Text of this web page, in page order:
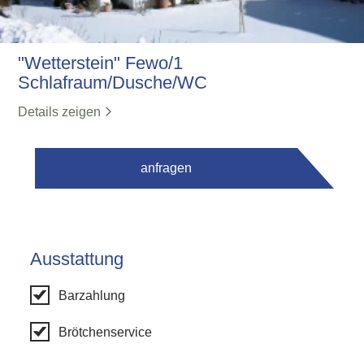
"Wetterstein" Fewo/1
Schlafraum/Dusche/WC
Details zeigen
anfragen
Ausstattung
Barzahlung
Brötchenservice